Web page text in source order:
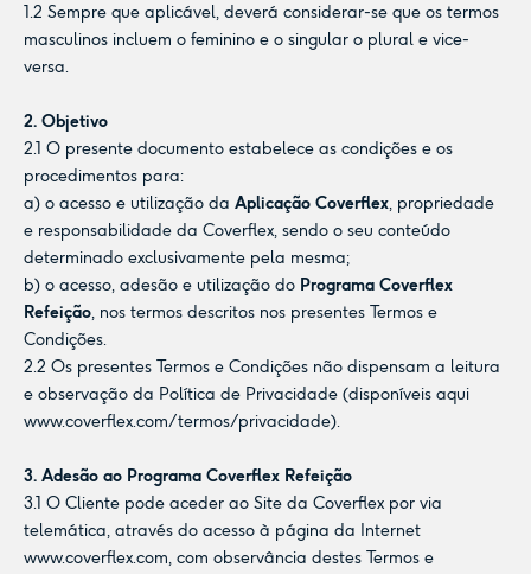
1.2 Sempre que aplicável, deverá considerar-se que os termos
masculinos incluem o feminino e o singular o plural e vice-
versa.
2. Objetivo
2.1 O presente documento estabelece as condições e os
procedimentos para:
a) o acesso e utilização da Aplicação Coverflex, propriedade
e responsabilidade da Coverflex, sendo o seu conteúdo
determinado exclusivamente pela mesma;
b) o acesso, adesão e utilização do Programa Coverflex
Refeição, nos termos descritos nos presentes Termos e
Condições.
2.2 Os presentes Termos e Condições não dispensam a leitura
e observação da Política de Privacidade (disponíveis aqui
www.coverflex.com/termos/privacidade).
3. Adesão ao Programa Coverflex Refeição
3.1 O Cliente pode aceder ao Site da Coverflex por via
telemática, através do acesso à página da Internet
www.coverflex.com, com observância destes Termos e